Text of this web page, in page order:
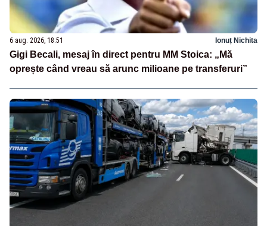
6 aug. 2026, 18:51 Ionuț Nichita
Gigi Becali, mesaj în direct pentru MM Stoica: „Mă
oprește când vreau să arunc milioane pe transferuri”